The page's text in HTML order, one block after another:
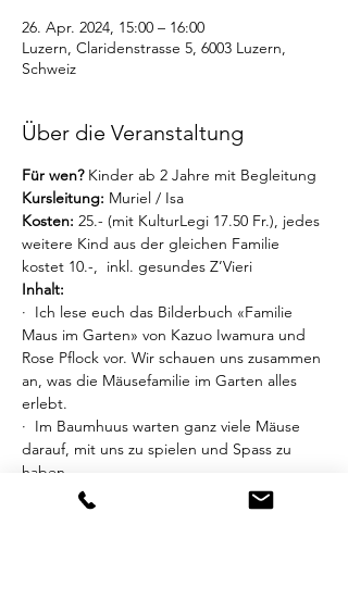
26. Apr. 2024, 15:00 – 16:00
Luzern, Claridenstrasse 5, 6003 Luzern,
Schweiz
Über die Veranstaltung
Für wen? Kinder ab 2 Jahre mit Begleitung
Kursleitung: Muriel / Isa
Kosten: 25.- (mit KulturLegi 17.50 Fr.), jedes
weitere Kind aus der gleichen Familie
kostet 10.-,  inkl. gesundes Z’Vieri
Inhalt:
·  Ich lese euch das Bilderbuch «Familie
Maus im Garten» von Kazuo Iwamura und
Rose Pflock vor. Wir schauen uns zusammen
an, was die Mäusefamilie im Garten alles
erlebt.
·  Im Baumhuus warten ganz viele Mäuse
darauf, mit uns zu spielen und Spass zu
haben.
Mehr anzeigen